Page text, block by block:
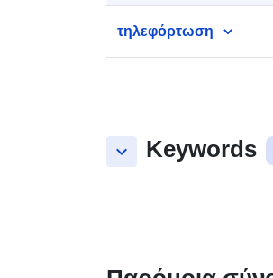
τηλεφόρτωση
keyboard_arrow_down Keywords